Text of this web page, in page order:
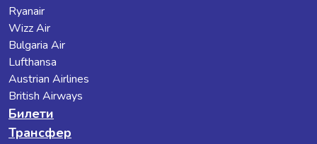
Ryanair
Wizz Air
Bulgaria Air
Lufthansa
Austrian Airlines
British Airways
Билети
Трансфер